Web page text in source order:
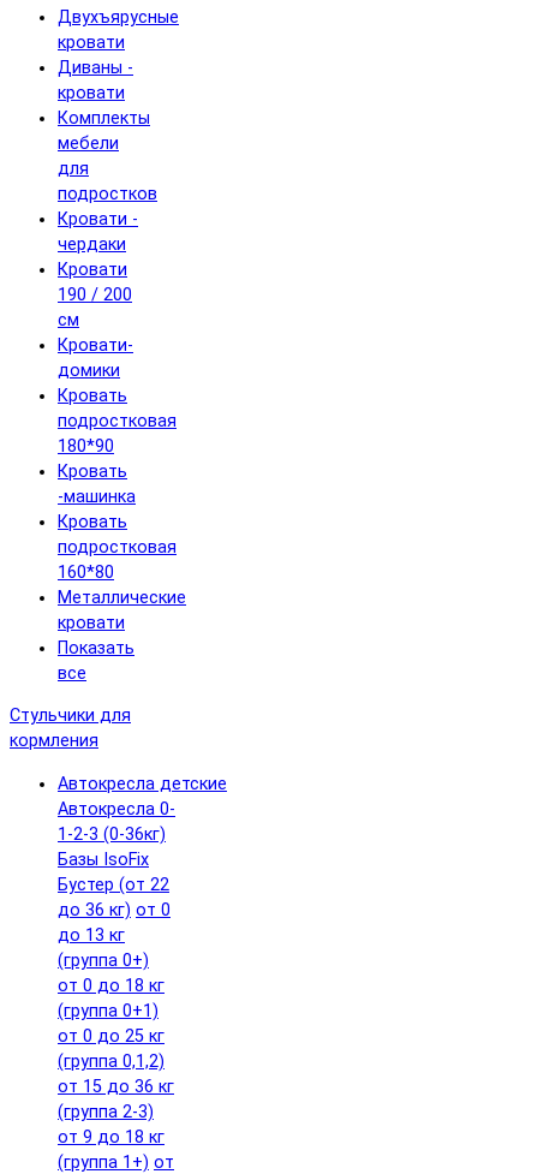
Двухъярусные
кровати
Диваны -
кровати
Комплекты
мебели
для
подростков
Кровати -
чердаки
Кровати
190 / 200
см
Кровати-
домики
Кровать
подростковая
180*90
Кровать
-машинка
Кровать
подростковая
160*80
Металлические
кровати
Показать
все
Стульчики для
кормления
Автокресла детские
Автокресла 0-
1-2-3 (0-36кг)
Базы IsoFix
Бустер (от 22
до 36 кг) от 0
до 13 кг
(группа 0+)
от 0 до 18 кг
(группа 0+1)
от 0 до 25 кг
(группа 0,1,2)
от 15 до 36 кг
(группа 2-3)
от 9 до 18 кг
(группа 1+) от